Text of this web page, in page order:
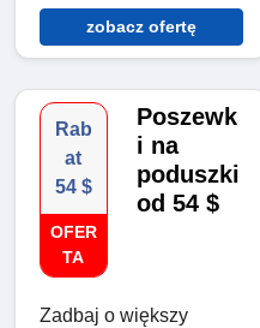
zobacz ofertę
Rab
at
54 $
OFER
TA
Poszewk
i na
poduszki
od 54 $
Zadbaj o większy